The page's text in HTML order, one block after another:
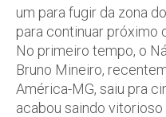
um para fugir da zona
para continuar próximo
No primeiro tempo, o
Bruno Mineiro,
América-MG, saiu pra
acabou saindo